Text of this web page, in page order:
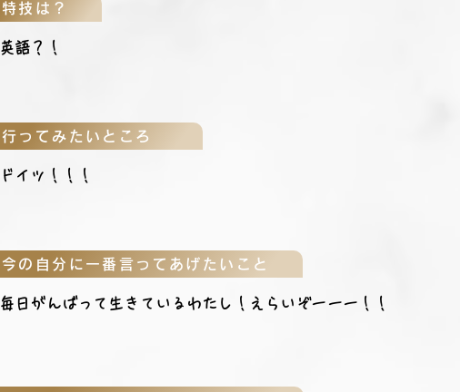
特技は？
英語？！
行ってみたいところ
ドイツ！！！
今の自分に一番言ってあげたいこと
毎日がんばって生きているわたし！えらいぞーーー！！